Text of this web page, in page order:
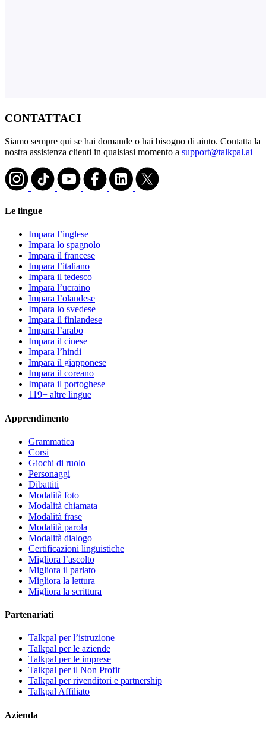
CONTATTACI
Siamo sempre qui se hai domande o hai bisogno di aiuto. Contatta la
nostra assistenza clienti in qualsiasi momento a support@talkpal.ai
Le lingue
Impara l’inglese
Impara lo spagnolo
Impara il francese
Impara l’italiano
Impara il tedesco
Impara l’ucraino
Impara l’olandese
Impara lo svedese
Impara il finlandese
Impara l’arabo
Impara il cinese
Impara l’hindi
Impara il giapponese
Impara il coreano
Impara il portoghese
119+ altre lingue
Apprendimento
Grammatica
Corsi
Giochi di ruolo
Personaggi
Dibattiti
Modalità foto
Modalità chiamata
Modalità frase
Modalità parola
Modalità dialogo
Certificazioni linguistiche
Migliora l’ascolto
Migliora il parlato
Migliora la lettura
Migliora la scrittura
Partenariati
Talkpal per l’istruzione
Talkpal per le aziende
Talkpal per le imprese
Talkpal per il Non Profit
Talkpal per rivenditori e partnership
Talkpal Affiliato
Azienda